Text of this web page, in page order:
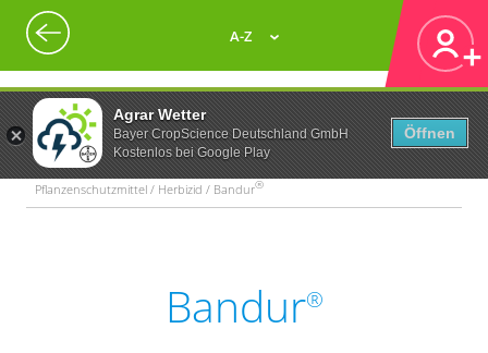
Agrar Wetter
Bayer CropScience Deutschland GmbH
Kostenlos bei Google Play
Öffnen
A-Z
Pflanzenschutzmittel / Herbizid / Bandur®
Bandur®